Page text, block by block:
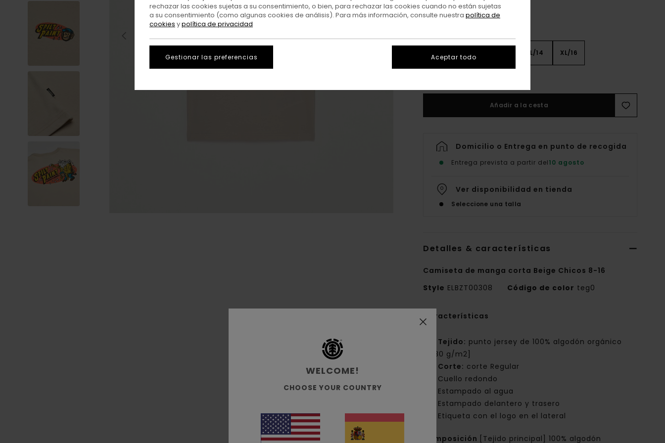
L/14 XL/16
Añadir a la cesta
Domicilio o Entrega en punto de recogida
Entrega prevista a partir del10 agosto
Ver disponibilidad en tienda
Seleccione una talla
Detalles & características
Camiseta de manga corta Beige Chicos 8-16
Style ELBZT00308 Código de color teg0
Características
Tejido: punto jersey de 100% algodón orgánico
[180 g/m2]
Corte: corte Regular
Cuello redondo
Estampado al agua
Estampado delantero y trasero
Etiqueta con el logo en el lateral
Composición
[Tejido principal] 100% algodón
WELCOME!
CHOOSE YOUR COUNTRY
rechazar las cookies sujetas a su consentimiento, o bien, para rechazar las cookies cuando no están sujetas
a su consentimiento (como algunas cookies de análisis). Para más información, consulte nuestra política de
cookies ypolítica de privacidad
Gestionar las preferencias Aceptar todo